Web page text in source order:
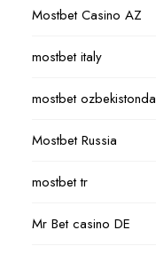
Mostbet Casino AZ
mostbet italy
mostbet ozbekistonda
Mostbet Russia
mostbet tr
Mr Bet casino DE